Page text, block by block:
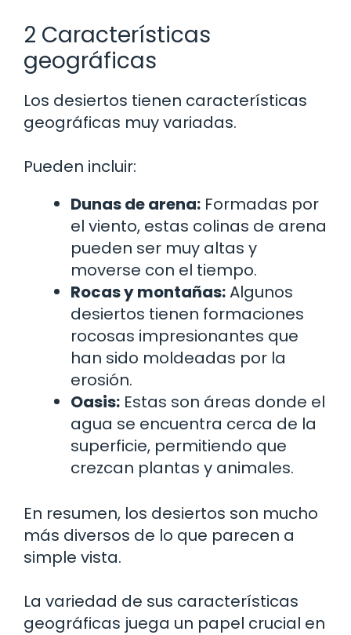
2 Características
geográficas
Los desiertos tienen características
geográficas muy variadas.
Pueden incluir:
Dunas de arena: Formadas por
el viento, estas colinas de arena
pueden ser muy altas y
moverse con el tiempo.
Rocas y montañas:Algunos
desiertos tienen formaciones
rocosas impresionantes que
han sido moldeadas por la
erosión.
Oasis: Estas son áreas donde el
agua se encuentra cerca de la
superficie, permitiendo que
crezcan plantas y animales.
En resumen, los desiertos son mucho
más diversos de lo que parecen a
simple vista.
La variedad de sus características
geográficas juega un papel crucial en